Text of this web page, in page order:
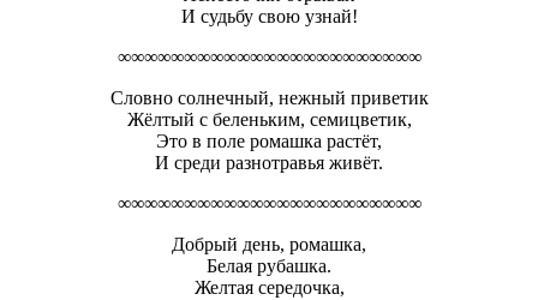
И судьбу свою узнай!
∞∞∞∞∞∞∞∞∞∞∞∞∞∞∞∞∞∞∞∞∞∞∞
Словно солнечный, нежный приветик
Жёлтый с беленьким, семицветик,
Это в поле ромашка растёт,
И среди разнотравья живёт.
∞∞∞∞∞∞∞∞∞∞∞∞∞∞∞∞∞∞∞∞∞∞∞
Добрый день, ромашка,
Белая рубашка.
Желтая середочка,